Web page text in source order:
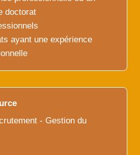
doctorat
ayant une expérience
- Gestion du